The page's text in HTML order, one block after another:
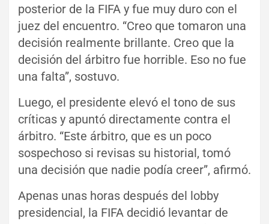
posterior de la FIFA y fue muy duro con el
juez del encuentro. “Creo que tomaron una
decisión realmente brillante. Creo que la
decisión del árbitro fue horrible. Eso no fue
una falta”, sostuvo.
Luego, el presidente elevó el tono de sus
críticas y apuntó directamente contra el
árbitro. “Este árbitro, que es un poco
sospechoso si revisas su historial, tomó
una decisión que nadie podía creer”, afirmó.
Apenas unas horas después del lobby
presidencial, la FIFA decidió levantar de